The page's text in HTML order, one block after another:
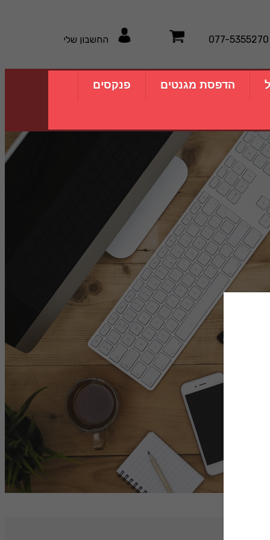
077-5355270 החשבון שלי
הדפסת מגנטים פנקסים